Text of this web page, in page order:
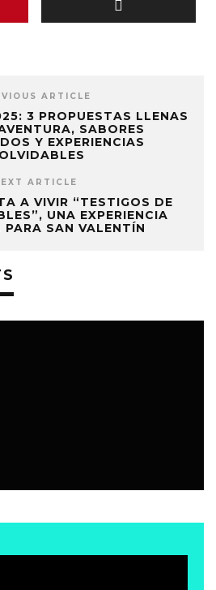
ARTICLE
3 PROPUESTAS LLENAS
SABORES
Y EXPERIENCIAS
ARTICLE
A VIVIR “TESTIGOS DE
UNA EXPERIENCIA
PARA SAN VALENTÍN